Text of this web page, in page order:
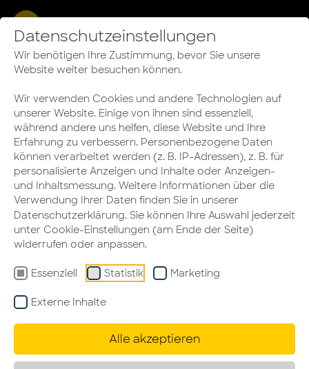
Datenschutzeinstellungen
Wir benötigen Ihre Zustimmung, bevor Sie unsere
Website weiter besuchen können.
Wir verwenden Cookies und andere Technologien auf
unserer Website. Einige von ihnen sind essenziell,
während andere uns helfen, diese Website und Ihre
Erfahrung zu verbessern. Personenbezogene Daten
können verarbeitet werden (z. B. IP-Adressen), z. B. für
personalisierte Anzeigen und Inhalte oder Anzeigen-
und Inhaltsmessung. Weitere Informationen über die
Verwendung Ihrer Daten finden Sie in unserer
Datenschutzerklärung. Sie können Ihre Auswahl jederzeit
unter Cookie-Einstellungen (am Ende der Seite)
widerrufen oder anpassen.
Essenziell Statistik Marketing
Externe Inhalte
Alle akzeptieren
FARBTRENDS 2022
Neue Farbkonzepte für
das Büro und Zuhause